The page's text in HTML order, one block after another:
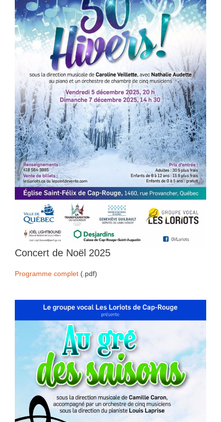
Concert de Noël 2025
Programme complet (.pdf)